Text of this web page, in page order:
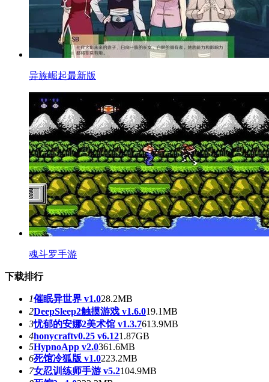
异族崛起最新版
魂斗罗手游
下载排行
1催眠异世界 v1.028.2MB
2DeepSleep2触摸游戏 v1.6.019.1MB
3忧郁的安娜2美术馆 v1.3.7613.9MB
4honycraftv0.25 v6.121.87GB
5HypnoApp v2.0361.6MB
6死馆冷狐版 v1.0223.2MB
7女忍训练师手游 v5.2104.9MB